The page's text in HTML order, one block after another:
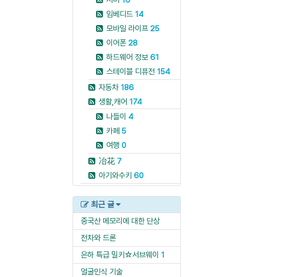
임베디드 14
모바일 라이프 25
이어폰 28
하드웨어 정보 61
스테이블 디퓨전 154
자동차 186
생활,캐어 174
나들이 4
카페 5
여행 0
冶花 7
아기와수키 60
최근 글
중국산 메모리에 대한 단상
전차와 드론
은하 특급 밀키☆서브웨이 1
얼굴인식 기술